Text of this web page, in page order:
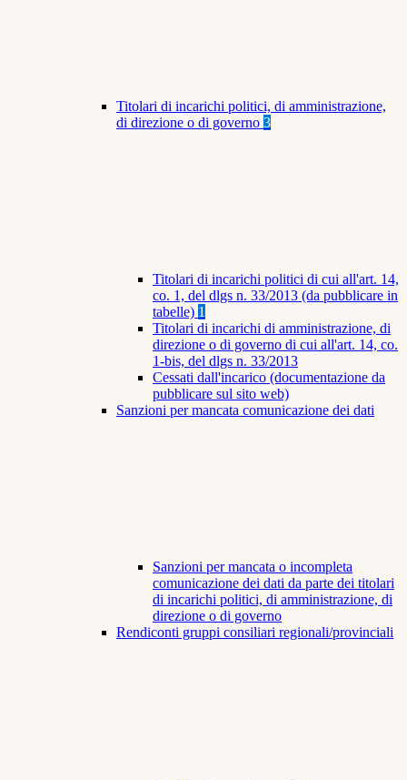
Titolari di incarichi politici, di amministrazione,
di direzione o di governo 3
Titolari di incarichi politici di cui all'art. 14,
co. 1, del dlgs n. 33/2013 (da pubblicare in
tabelle) 1
Titolari di incarichi di amministrazione, di
direzione o di governo di cui all'art. 14, co.
1-bis, del dlgs n. 33/2013
Cessati dall'incarico (documentazione da
pubblicare sul sito web)
Sanzioni per mancata comunicazione dei dati
Sanzioni per mancata o incompleta
comunicazione dei dati da parte dei titolari
di incarichi politici, di amministrazione, di
direzione o di governo
Rendiconti gruppi consiliari regionali/provinciali